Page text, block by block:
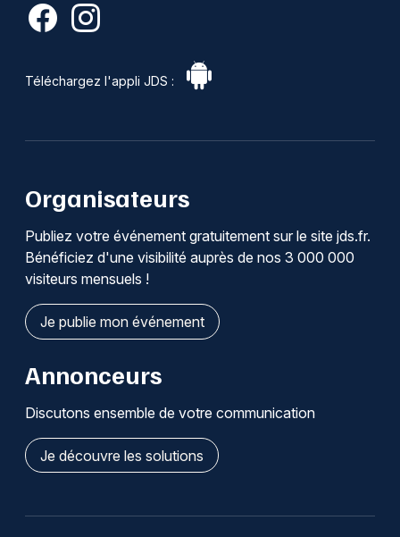
Téléchargez l'appli JDS :
Organisateurs
Publiez votre événement gratuitement sur le site jds.fr.
Bénéficiez d'une visibilité auprès de nos 3 000 000
visiteurs mensuels !
Je publie mon événement
Annonceurs
Discutons ensemble de votre communication
Je découvre les solutions